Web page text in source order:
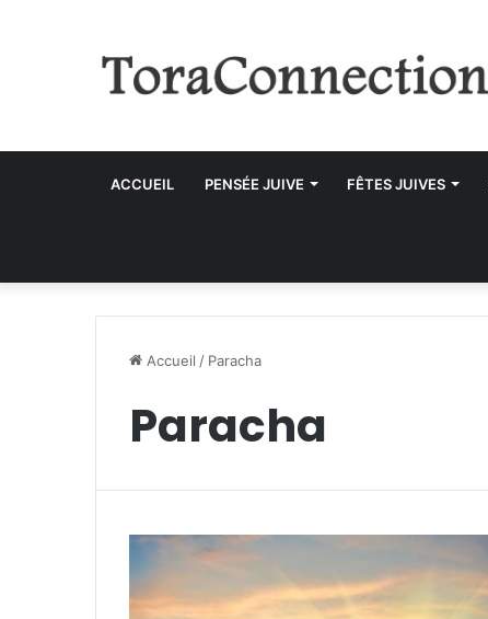
ACCUEIL PENSÉE JUIVE FÊTES JUIVES
Accueil / Paracha
Paracha